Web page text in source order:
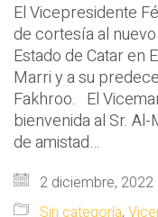
El Vicepresidente
de cortesía al
Estado de Catar en
Marri y a su
Fakhroo. El
bienvenida al Sr.
de amistad…
2 diciembre, 2022